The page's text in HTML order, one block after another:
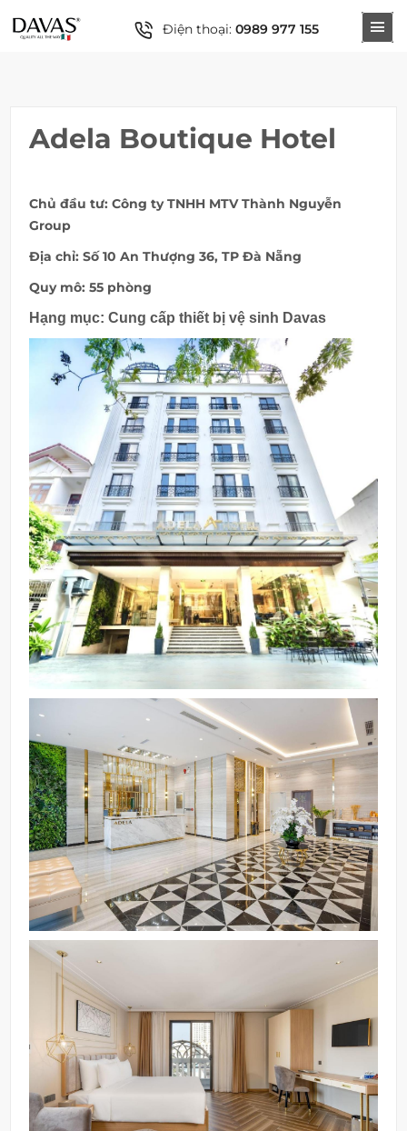
Điện thoại: 0989 977 155
Adela Boutique Hotel
Chủ đầu tư: Công ty TNHH MTV Thành Nguyễn
Group
Địa chỉ: Số 10 An Thượng 36, TP Đà Nẵng
Quy mô: 55 phòng
Hạng mục: Cung cấp thiết bị vệ sinh Davas